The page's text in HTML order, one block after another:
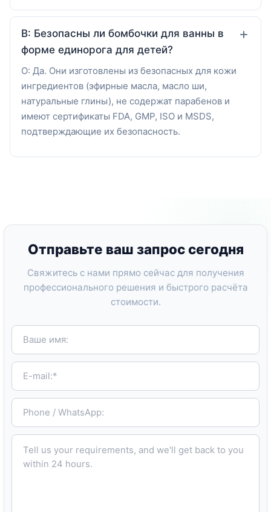
В: Безопасны ли бомбочки для ванны в
форме единорога для детей?
О: Да. Они изготовлены из безопасных для кожи
ингредиентов (эфирные масла, масло ши,
натуральные глины), не содержат парабенов и
имеют сертификаты FDA, GMP, ISO и MSDS,
подтверждающие их безопасность.
Отправьте ваш запрос сегодня
Свяжитесь с нами прямо сейчас для получения
профессионального решения и быстрого расчёта
стоимости.
Ваше имя:
E-mail:*
Phone / WhatsApp:
Tell us your requirements, and we'll get back to you within 24 hours.